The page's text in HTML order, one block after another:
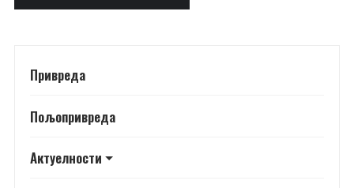
Привреда
Пољопривреда
Актуелности